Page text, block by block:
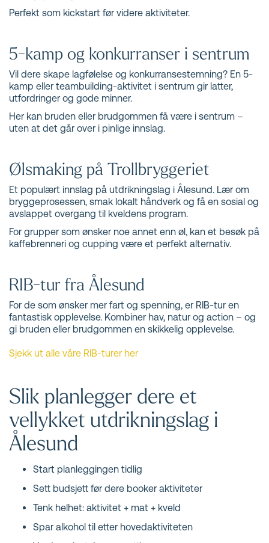
Perfekt som kickstart før videre aktiviteter.
5-kamp og konkurranser i sentrum
Vil dere skape lagfølelse og konkurransestemning? En 5-
kamp eller teambuilding-aktivitet i sentrum gir latter,
utfordringer og gode minner.
Her kan bruden eller brudgommen få være i sentrum –
uten at det går over i pinlige innslag.
Ølsmaking på Trollbryggeriet
Et populært innslag på utdrikningslag i Ålesund. Lær om
bryggeprosessen, smak lokalt håndverk og få en sosial og
avslappet overgang til kveldens program.
For grupper som ønsker noe annet enn øl, kan et besøk på
kaffebrenneri og cupping være et perfekt alternativ.
RIB-tur fra Ålesund
For de som ønsker mer fart og spenning, er RIB-tur en
fantastisk opplevelse. Kombiner hav, natur og action – og
gi bruden eller brudgommen en skikkelig opplevelse.
Sjekk ut alle våre RIB-turer her
Slik planlegger dere et
vellykket utdrikningslag i
Ålesund
Start planleggingen tidlig
Sett budsjett før dere booker aktiviteter
Tenk helhet: aktivitet + mat + kveld
Spar alkohol til etter hovedaktiviteten